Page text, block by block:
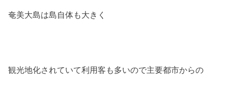
奄美大島は島自体も大きく
観光地化されていて利用客も多いので主要都市からの